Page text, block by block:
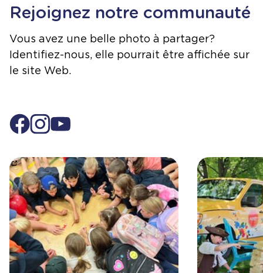
Rejoignez notre communauté
Vous avez une belle photo à partager?
Identifiez-nous, elle pourrait être affichée sur
le site Web.
Projet en sciences – Flotte ou coule? https://